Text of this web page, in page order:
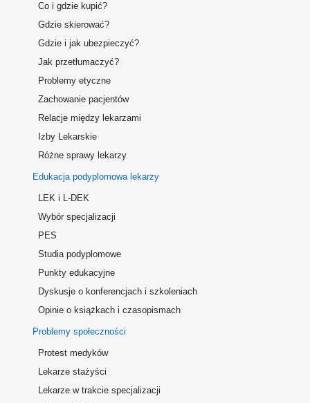
Co i gdzie kupić?
Gdzie skierować?
Gdzie i jak ubezpieczyć?
Jak przetłumaczyć?
Problemy etyczne
Zachowanie pacjentów
Relacje między lekarzami
Izby Lekarskie
Różne sprawy lekarzy
Edukacja podyplomowa lekarzy
LEK i L-DEK
Wybór specjalizacji
PES
Studia podyplomowe
Punkty edukacyjne
Dyskusje o konferencjach i szkoleniach
Opinie o książkach i czasopismach
Problemy społeczności
Protest medyków
Lekarze stażyści
Lekarze w trakcie specjalizacji